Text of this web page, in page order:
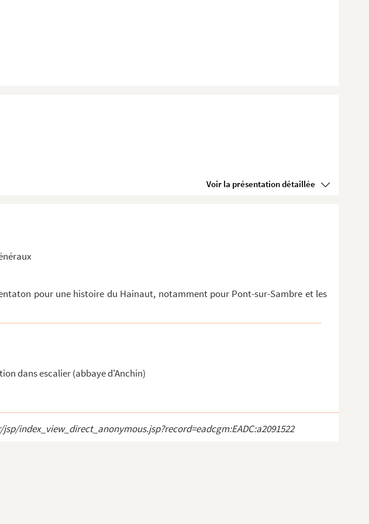
Voir la présentation détaillée
pour une histoire du Hainaut, notamment pour Pont-sur-Sambre et les
dans escalier (abbaye d'Anchin)
index_view_direct_anonymous.jsp?record=eadcgm:EADC:a2091522